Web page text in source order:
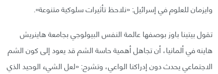
وايزمان للعلوم في إسرائيل: «نلاحظ تأثيرات سلوكية متنوعة».
تقول بيتينا باوز بوصفها عالمة النفس البيولوجي بجامعة هاينريش
هاينه في ألمانيا، أن تجاهل أهمية حاسة الشم قد يعود إلى كون الشم
الاجتماعي يحدث دون إدراكنا الواعي، وتشرح: «لعل الشيء الوحيد الذي